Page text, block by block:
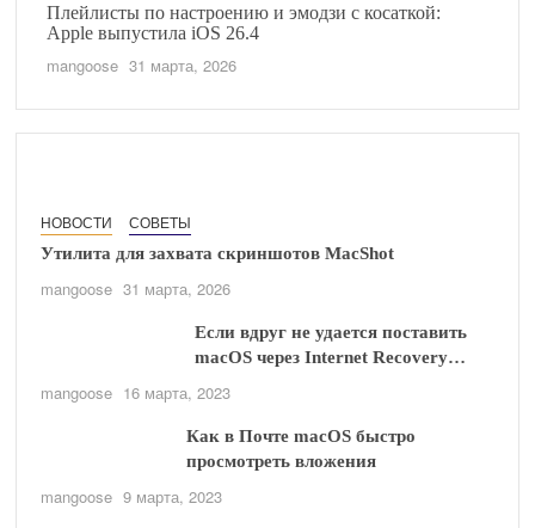
Плейлисты по настроению и эмодзи с косаткой:
Apple выпустила iOS 26.4
mangoose 31 марта, 2026
НОВОСТИ СОВЕТЫ
Утилита для захвата скриншотов MacShot
mangoose 31 марта, 2026
Если вдруг не удается поставить
macOS через Internet Recovery…
mangoose 16 марта, 2023
Как в Почте macOS быстро
просмотреть вложения
mangoose 9 марта, 2023